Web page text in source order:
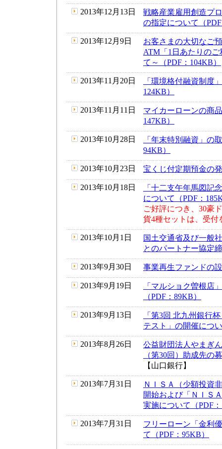
2013年12月13日
戦略産業雇用創造プ
の指定について（
2013年12月9日
お客さまの大切なご
ATM「1日あたりの
て～（PDF：104KB）
2013年11月20日
「環境格付融資制度
124KB）
2013年11月11日
マイカーローンの商
147KB）
2013年10月28日
「年末特別融資」の
94KB）
2013年10月23日 宝くじ付定期預金の
2013年10月18日
「十二支午年馬図記
について（PDF：
ご好評につき、30豪
貨4種セットは、受付
2013年10月1日
国土交通省及び一般
とのパートナー協定
2013年9月30日 事業再生ファンドの
2013年9月19日
「マルショク曽根店
（PDF：89KB）
2013年9月13日
「第3回 北九州銀行
テスト」の開催につ
2013年8月26日
公益財団法人やまぎ
（第30回）助成先の
【山口銀行】
2013年7月31日
ＮＩＳＡ（少額投資
開始および「ＮＩＳ
実施について（PDF
2013年7月31日
フリーローン「金利
て（PDF：95KB）